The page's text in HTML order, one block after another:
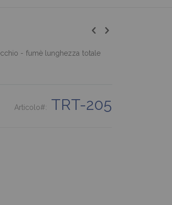
- fumè lunghezza totale
Articolo TRT-205